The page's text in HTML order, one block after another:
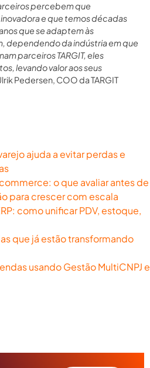
percebem que
e que temos décadas
que se adaptem às
dependendo da indústria em que
parceiros TARGIT, eles
levando valor aos seus
Pedersen, COO da TARGIT
ajuda a evitar perdas e
o que avaliar antes de
para crescer com escala
como unificar PDV, estoque,
que já estão transformando
usando Gestão MultiCNPJ e